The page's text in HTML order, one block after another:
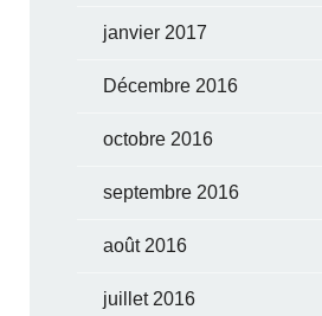
janvier 2017
Décembre 2016
octobre 2016
septembre 2016
août 2016
juillet 2016